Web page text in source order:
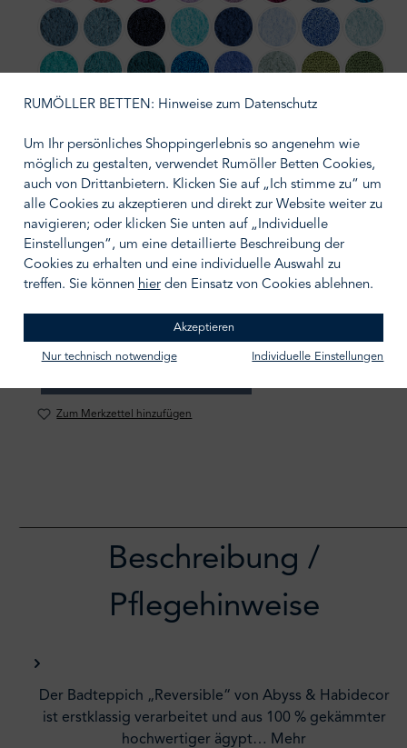
306 Bluestone309 Atlantic314 Navy370 Turquoise332 Cadette Blue
330 Powder Blue
364 Regatta235 Ice
840 Gold716 Croissant737 Caramel771 Funghi711 Taupe795 Mustang992 Platinum
950
930 Perle940 Atmosphere
920 Gris 997 Volcan990 Black
Größe wählen auswählen
Zum Merkzettel hinzufügen
Beschreibung /
Pflegehinweise
Der Badteppich „Reversible“ von Abyss & Habidecor
ist erstklassig verarbeitet und aus 100 % gekämmter
hochwertiger ägypt… Mehr
RUMÖLLER BETTEN: Hinweise zum Datenschutz
Um Ihr persönliches Shoppingerlebnis so angenehm wie
möglich zu gestalten, verwendet Rumöller Betten Cookies,
auch von Drittanbietern. Klicken Sie auf „Ich stimme zu“ um
alle Cookies zu akzeptieren und direkt zur Website weiter zu
navigieren; oder klicken Sie unten auf „Individuelle
Einstellungen“, um eine detaillierte Beschreibung der
Cookies zu erhalten und eine individuelle Auswahl zu
treffen. Sie können hierden Einsatz von Cookies ablehnen.
Akzeptieren
Nur technisch notwendige Individuelle Einstellungen